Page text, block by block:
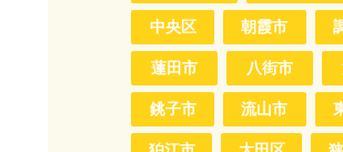
中央区 朝霞市
蓮田市 八街市
銚子市 流山市